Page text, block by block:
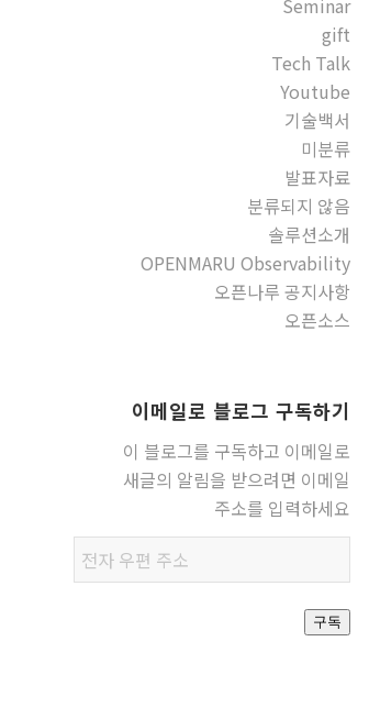
Seminar
gift
Tech Talk
Youtube
기술백서
미분류
발표자료
분류되지 않음
솔루션소개
OPENMARU Observability
오픈나루 공지사항
오픈소스
이메일로 블로그 구독하기
이 블로그를 구독하고 이메일로
새글의 알림을 받으려면 이메일
주소를 입력하세요
우편
주소
구독